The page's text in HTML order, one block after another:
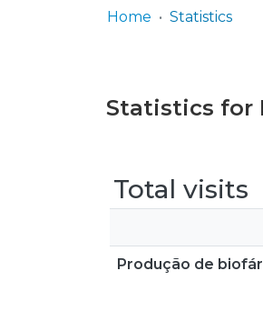
Home Statistics
Statistics for
Total visits
Produção de